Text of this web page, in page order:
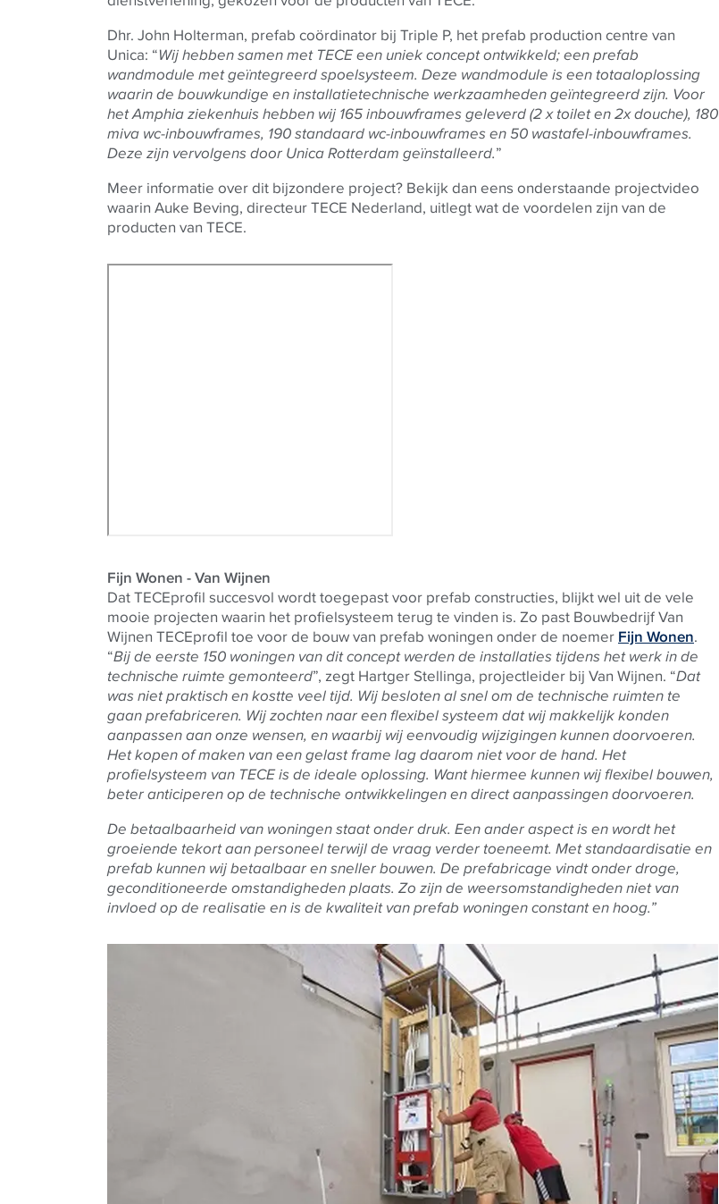
Dhr. John Holterman, prefab coördinator bij Triple P, het prefab production centre van
Unica: “Wij hebben samen met TECEeen uniek concept ontwikkeld; een prefab
wandmodule met geïntegreerd spoelsysteem. Deze wandmodule is een totaaloplossing
waarin de bouwkundige en installatietechnische werkzaamheden geïntegreerd zijn. Voor
het Amphia ziekenhuis hebben wij 165 inbouwframes geleverd (2 x toilet en 2x douche), 180
miva wc-inbouwframes, 190 standaard wc-inbouwframes en 50 wastafel-inbouwframes.
Deze zijn vervolgens door Unica Rotterdam geïnstalleerd.”
Meer informatie over dit bijzondere project? Bekijk dan eens onderstaande projectvideo
waarin Auke Beving, directeurTECE Nederland, uitlegt wat de voordelen zijn van de
producten van TECE.
Fijn Wonen - Van Wijnen
DatTECEprofil succesvol wordt toegepast voor prefab constructies, blijkt wel uit de vele
mooie projecten waarin het profielsysteem terug te vinden is. Zo past Bouwbedrijf Van
Wijnen TECEprofil toe voor de bouw van prefab woningen onder de noemer Fijn Wonen.
“Bij de eerste 150 woningen van dit concept werden de installaties tijdens het werk in de
technische ruimte gemonteerd”, zegt Hartger Stellinga, projectleider bij Van Wijnen. “Dat
was niet praktisch en kostte veel tijd. Wij besloten al snel om de technische ruimten te
gaan prefabriceren. Wij zochten naar een flexibel systeem dat wij makkelijk konden
aanpassen aan onze wensen, en waarbij wij eenvoudig wijzigingen kunnen doorvoeren.
Het kopen of maken van een gelast frame lag daarom niet voor de hand. Het
profielsysteem van TECEis de ideale oplossing. Want hiermee kunnen wij flexibel bouwen,
beter anticiperen op de technische ontwikkelingen en direct aanpassingen doorvoeren.
De betaalbaarheid van woningen staat onder druk. Een ander aspect is en wordt het
groeiende tekort aan personeel terwijl de vraag verder toeneemt. Met standaardisatie en
prefab kunnen wij betaalbaar en sneller bouwen. De prefabricage vindt onder droge,
geconditioneerde omstandigheden plaats. Zo zijn de weersomstandigheden niet van
invloed op de realisatie en is de kwaliteit van prefab woningen constant en hoog.”